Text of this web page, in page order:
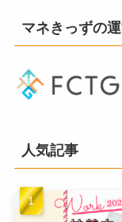
マネきっずの
人気記事